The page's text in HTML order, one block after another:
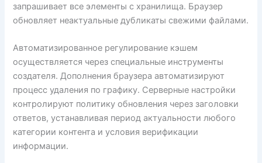
запрашивает все элементы с хранилища. Браузер
обновляет неактуальные дубликаты свежими файлами.
Автоматизированное регулирование кэшем
осуществляется через специальные инструменты
создателя. Дополнения браузера автоматизируют
процесс удаления по графику. Серверные настройки
контролируют политику обновления через заголовки
ответов, устанавливая период актуальности любого
категории контента и условия верификации
информации.